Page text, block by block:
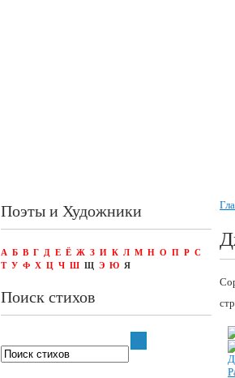
Поэты и Художники
А Б В Г Д Е Ё Ж З И К Л М Н О П Р С
Т У Ф Х Ц Ч Ш Щ Э Ю Я
Поиск стихов